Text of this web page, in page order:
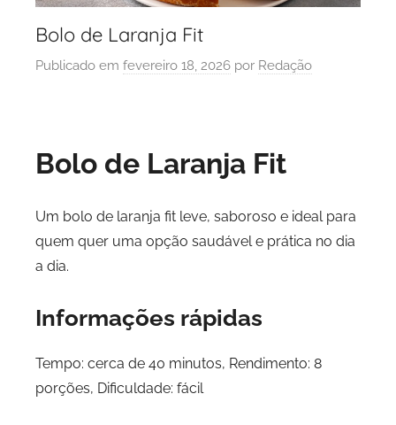
Bolo de Laranja Fit
Publicado em fevereiro 18, 2026 por Redação
Bolo de Laranja Fit
Um bolo de laranja fit leve, saboroso e ideal para
quem quer uma opção saudável e prática no dia
a dia.
Informações rápidas
Tempo: cerca de 40 minutos, Rendimento: 8
porções, Dificuldade: fácil